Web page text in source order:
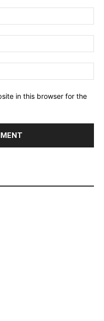
in this browser for the